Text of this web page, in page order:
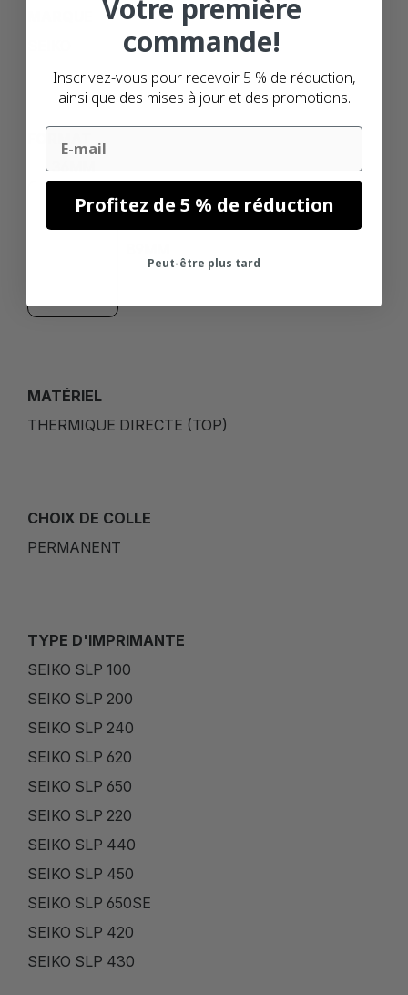
36MM
MATÉRIEL
THERMIQUE DIRECTE (TOP)
CHOIX DE COLLE
PERMANENT
TYPE D'IMPRIMANTE
SEIKO SLP 100
SEIKO SLP 200
SEIKO SLP 240
SEIKO SLP 620
SEIKO SLP 650
SEIKO SLP 220
SEIKO SLP 440
SEIKO SLP 450
SEIKO SLP 650SE
SEIKO SLP 420
SEIKO SLP 430
Votre première
commande!
Inscrivez-vous pour recevoir 5 % de réduction,
ainsi que des mises à jour et des promotions.
Email
Profitez de 5 % de réduction
Peut-être plus tard